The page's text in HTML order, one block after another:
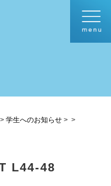
> 学生へのお知らせ > >
L44-48